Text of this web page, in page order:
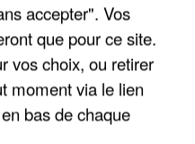
accepter". Vos
que pour ce site.
vos choix, ou retirer
moment via le lien
bas de chaque